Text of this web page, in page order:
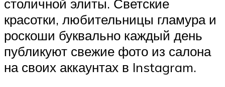
столичной элиты. Светские
красотки, любительницы гламура и
роскоши буквально каждый день
публикуют свежие фото из салона
на своих аккаунтах в Instagram.